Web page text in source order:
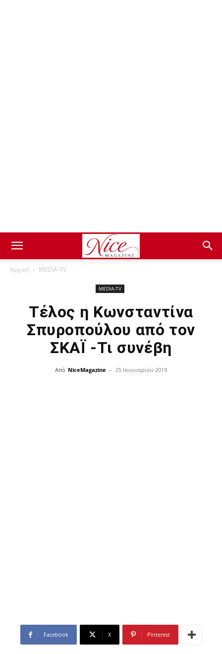
Αρχική ΜEDIA-TV
ΜEDIA-TV
Τέλος η Κωνσταντίνα
Σπυροπούλου από τον
ΣΚΑΪ -Τι συνέβη
Από NiceMagazine - 25 Ιανουαρίου 2019
Facebook X Pinterest